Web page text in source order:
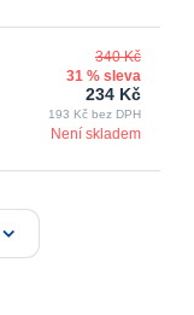
Není skladem
340 Kč
31 % sleva
234 Kč
193 Kč bez DPH